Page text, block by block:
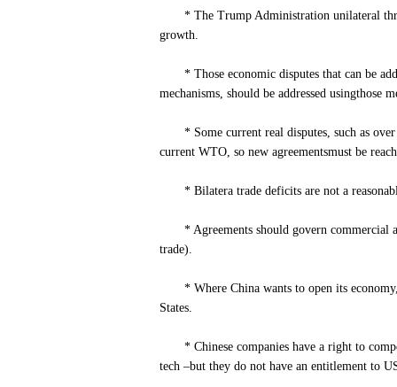
* The Trump Administration unilateral
growth.
* Those economic disputes that can be
mechanisms, should be addressed usingthose
* Some current real disputes, such as over
current WTO, so new agreementsmust be
* Bilatera trade deficits are not a
* Agreements should govern commercial
trade).
* Where China wants to open its
States.
* Chinese companies have a right to
tech –but they do not have an entitlement to